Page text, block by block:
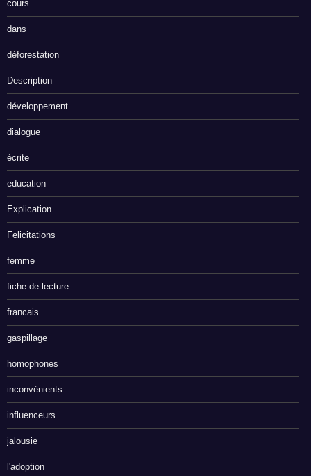
cours
dans
déforestation
Description
développement
dialogue
écrite
education
Explication
Felicitations
femme
fiche de lecture
francais
gaspillage
homophones
inconvénients
influenceurs
jalousie
l'adoption